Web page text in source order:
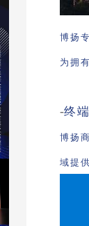
博扬
为拥
-终
博扬
域提